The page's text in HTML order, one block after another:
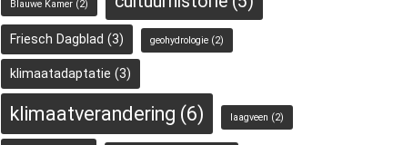
Blauwe Kamer (2)
Friesch Dagblad (3) geohydrologie (2)
klimaatadaptatie (3)
klimaatverandering (6) laagveen (2)